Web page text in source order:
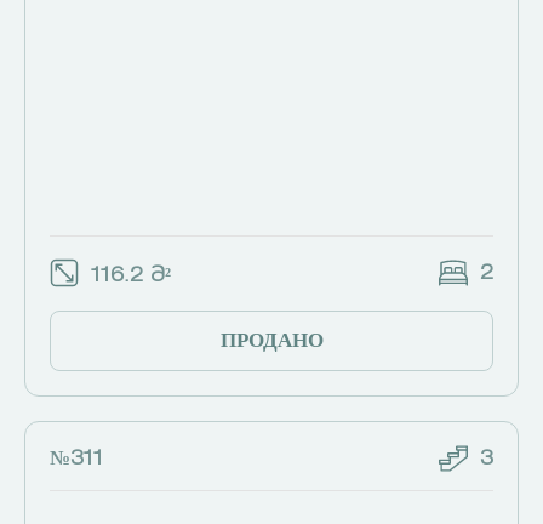
116.2 Მ² 2
ПРОДАНО
№311 3